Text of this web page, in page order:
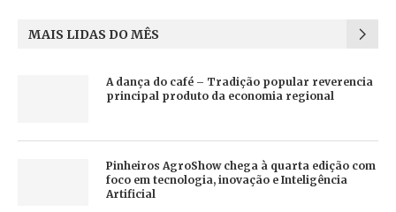
MAIS LIDAS DO MÊS
A dança do café – Tradição popular reverencia
principal produto da economia regional
Pinheiros AgroShow chega à quarta edição com
foco em tecnologia, inovação e Inteligência
Artificial